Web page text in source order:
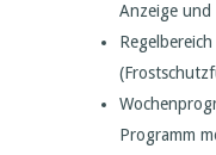
Anzeige und
Programm